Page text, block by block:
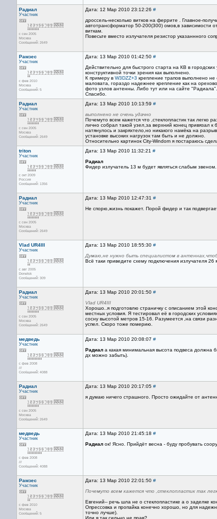
Радиал
Участник
с сен 2005
Москва
Сообщений: 2649
Дата: 12 Мар 2010 23:12:26 #
дроссель-несколько витков на феррите . Главное-
автотрансформатор 50-200(300) омов,в зависимости
виткам.
Повесьте вместо излучателя резистор указаннного
Рамзес
Участник
с фев 2010
Москва
Сообщений: 5
Дата: 13 Мар 2010 01:42:50 #
Действительно для быстрого старта на КВ в
конструктивной точки зрения как выполнено.
К примеру в W3DZZ+3 крепление трапов выполнено не
маловата, гораздо надежнее крепление как на
фото узлов антенны. Либо тут или на сайте "Радиала".
Спасибо.
Радиал
Участник
с сен 2005
Москва
Сообщений: 2649
Дата: 13 Мар 2010 10:13:59 #
выполнено не очень удачно
Почемуто всем кажется что ,стеклопластик так легко
лично собрал такой узел,за верхний конец привязал
натянулось и закряхтело,но никакого намёка на
установке высоких нагрузок там быть и не должно.
Относительно картинок City-Windom я постараюсь
triton
Участник
с окт 2009
Россия
Сообщений: 1356
Дата: 13 Мар 2010 11:32:21 #
Радиал
Фидер излучатель 13 м будет являться слабым
Радиал
Участник
с сен 2005
Москва
Сообщений: 2649
Дата: 13 Мар 2010 12:47:31 #
Не спорю,жизнь покажет. Порой фидер и так
Vlad UR4III
Участник
с авг 2005
Donetsk
Сообщений: 309
Дата: 13 Мар 2010 18:55:30 #
Думаю,не нужно быть специалистом в
Всё таки приведите схему подключения излучателя
Радиал
Участник
с сен 2005
Москва
Сообщений: 2649
Дата: 13 Мар 2010 20:01:50 #
Vlad UR4III
Хорошо..я подготовлю страничку с описанием этой
местных условия. Я тестировал её в городских
сосну высотой метров 15-16. Разумеется ,на связи
успел. Скоро тоже померию.
медведь
Участник
с фев 2008
///
Сообщений: 4088
Дата: 13 Мар 2010 20:08:07 #
Радиал а какая минимальная высота подвеса должна
дх можно забыть).
Радиал
Участник
с сен 2005
Москва
Сообщений: 2649
Дата: 13 Мар 2010 20:17:05 #
я думаю ничего страшного. Просто ожидайте от
медведь
Участник
с фев 2008
///
Сообщений: 4088
Дата: 13 Мар 2010 21:45:18 #
Радиал ок! Ясно. Прийдёт весна - буду пробувать
Рамзес
Участник
с фев 2010
Москва
Сообщений: 5
Дата: 13 Мар 2010 22:01:50 #
Почемуто всем кажется что ,стеклопластик так
Евгений-- речь шла не о стеклопластике а о заделке
Опрессовка и пропайка конечно хорошо, но для
точно лучше).
Или я так сильно не прав?